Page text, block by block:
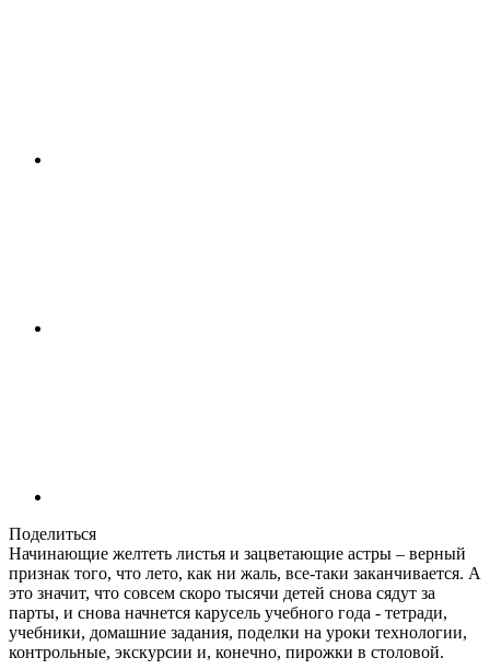
Поделиться
Начинающие желтеть листья и зацветающие астры – верный
признак того, что лето, как ни жаль, все-таки заканчивается. А
это значит, что совсем скоро тысячи детей снова сядут за
парты, и снова начнется карусель учебного года - тетради,
учебники, домашние задания, поделки на уроки технологии,
контрольные, экскурсии и, конечно, пирожки в столовой.